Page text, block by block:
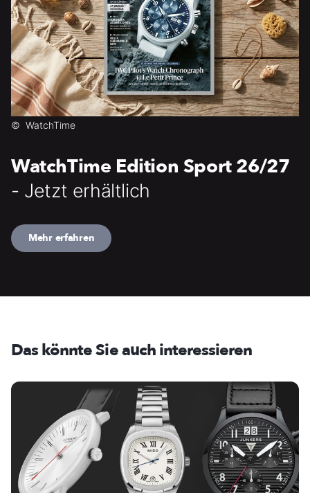
© WatchTime
WatchTime Edition Sport 26/27
- Jetzt erhältlich
Mehr erfahren
Das könnte Sie auch interessieren